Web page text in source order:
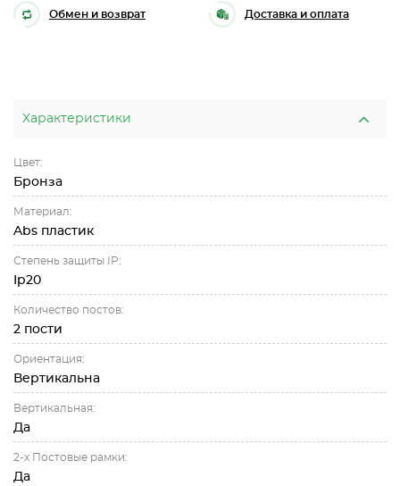
Обмен и возврат Доставка и оплата
Характеристики
Цвет:
Бронза
Материал:
Abs пластик
Степень защиты IP:
Ip20
Количество постов:
2 пости
Ориентация:
Вертикальна
Вертикальная:
Да
2-х Постовые рамки:
Да